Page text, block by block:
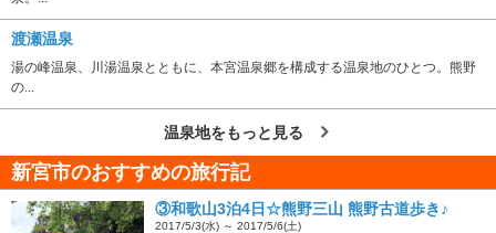
渡瀬温泉
湯の峰温泉、川湯温泉とともに、本宮温泉郷を構成する温泉地のひとつ。熊野
の...
温泉地をもっと見る
新宮市のおすすめの旅行記
③和歌山3泊4日☆熊野三山 熊野古道歩き♪
2017/5/3(水) ～ 2017/5/6(土)